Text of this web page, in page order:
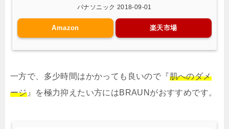
パナソニック 2018-09-01
Amazon 楽天市場
一方で、多少時間はかかっても良いので『肌へのダメ
ージ』を極力抑えたい方にはBRAUNがおすすめです。